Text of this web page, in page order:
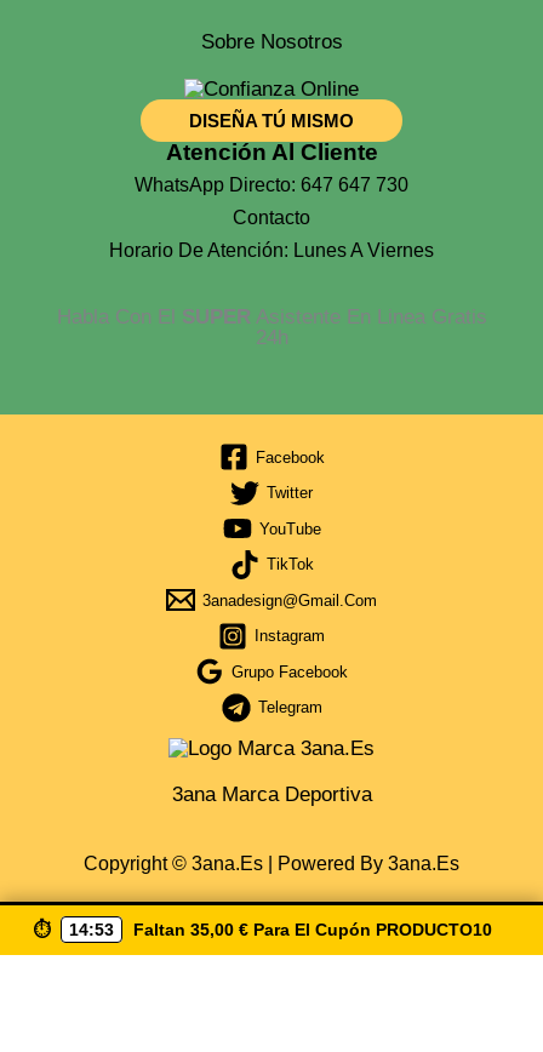
Sobre Nosotros
DISEÑA TÚ MISMO
Atención Al Cliente
WhatsApp Directo: 647 647 730
Contacto
Horario De Atención: Lunes A Viernes
Habla Con El SUPERAsistente En Linea Gratis
24h
Facebook
Twitter
YouTube
TikTok
3anadesign@gmail.com
Instagram
Grupo Facebook
Telegram
3ana Marca Deportiva
Copyright © 3ana.es | Powered By 3ana.es
⏱️ 14:52 Faltan 35,00 € Para El Cupón PRODUCTO10